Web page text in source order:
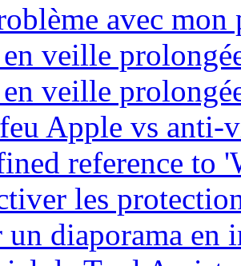
avec mon
veille
veille
Apple vs anti-
reference to
les
un diaporama en